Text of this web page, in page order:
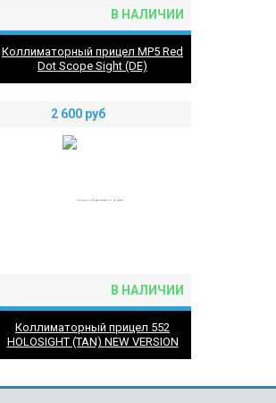
В НАЛИЧИИ
Коллиматорный прицел MP5 Red
Dot Scope Sight (DE)
2 600 руб
В НАЛИЧИИ
Коллиматорный прицел 552
HOLOSIGHT (TAN) NEW VERSION